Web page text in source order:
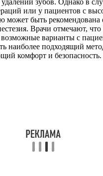
зубов. Однако в
или у пациентов с
может быть рекомендована
Врачи отмечают,
возможные варианты с
наиболее подходящий
комфорт и безопасность.